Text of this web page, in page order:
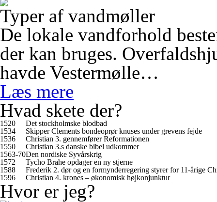
Typer af vandmøller
De lokale vandforhold
der kan bruges.
havde Vestermølle…
Læs mere
Hvad skete der?
1520
Det stockholmske blodbad
1534
Skipper Clements bondeoprør knuses under grevens fejde
1536
Christian 3. gennemfører Reformationen
1550
Christian 3.s danske bibel udkommer
1563-70Den nordiske Syvårskrig
1572
Tycho Brahe opdager en ny stjerne
1588
Frederik 2. dør og en formynderregering styrer for 11-årige
1596
Christian 4. krones – økonomisk højkonjunktur
Hvor er jeg?